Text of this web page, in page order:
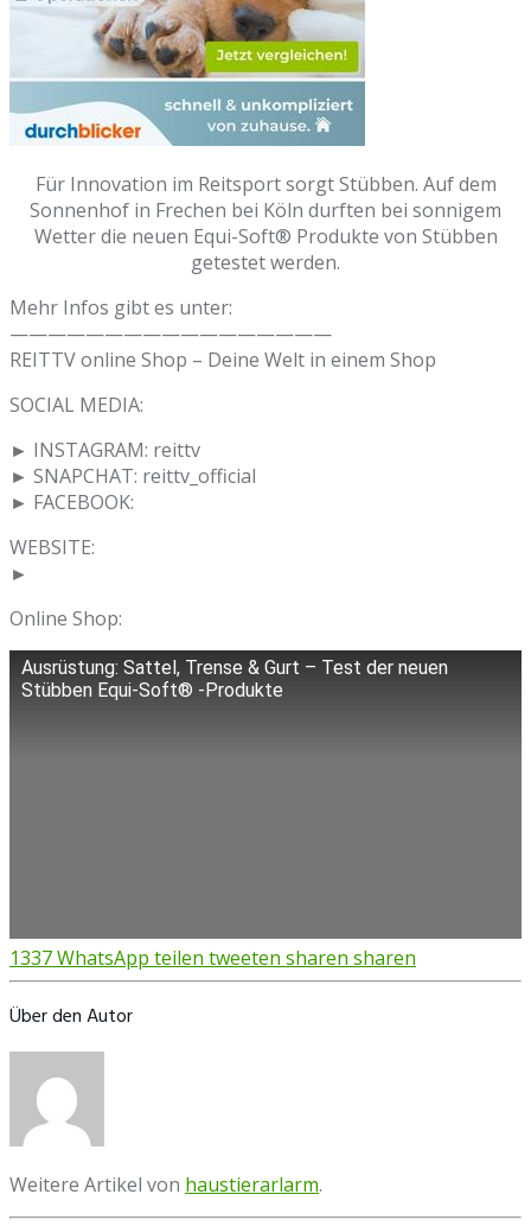
Für Innovation im Reitsport sorgt Stübben. Auf dem
Sonnenhof in Frechen bei Köln durften bei sonnigem
Wetter die neuen Equi-Soft® Produkte von Stübben
getestet werden.
Mehr Infos gibt es unter:
—————————————————
REITTV online Shop – Deine Welt in einem Shop
SOCIAL MEDIA:
► INSTAGRAM: reittv
► SNAPCHAT: reittv_official
► FACEBOOK:
WEBSITE:
►
Online Shop:
Ausrüstung: Sattel, Trense & Gurt – Test der neuen
Stübben Equi-Soft® -Produkte
1337WhatsApp teilen tweeten sharen sharen
Über den Autor
Weitere Artikel von haustierarlarm.